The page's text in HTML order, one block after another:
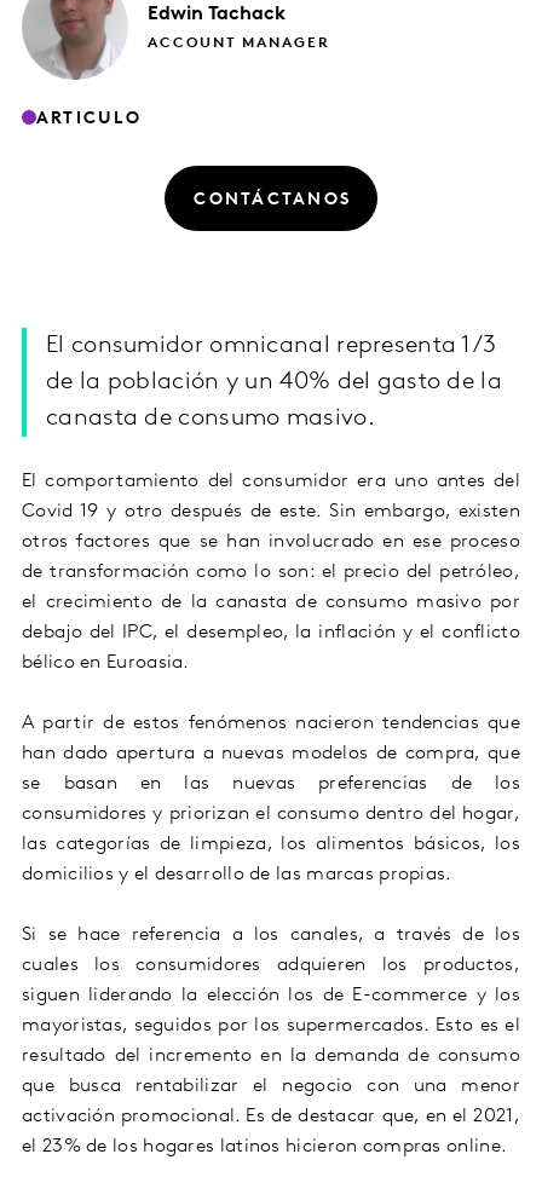
Edwin Tachack
ACCOUNT MANAGER
ARTICULO
CONTÁCTANOS
El consumidor omnicanal representa 1/3
de la población y un 40% del gasto de la
canasta de consumo masivo.
El comportamiento del consumidor era uno antes del
Covid 19 y otro después de este. Sin embargo, existen
otros factores que se han involucrado en ese proceso
de transformación como lo son: el precio del petróleo,
el crecimiento de la canasta de consumo masivo por
debajo del IPC, el desempleo, la inflación y el conflicto
bélico en Euroasia.
A partir de estos fenómenos nacieron tendencias que
han dado apertura a nuevas modelos de compra, que
se basan en las nuevas preferencias de los
consumidores y priorizan el consumo dentro del hogar,
las categorías de limpieza, los alimentos básicos, los
domicilios y el desarrollo de las marcas propias.
Si se hace referencia a los canales, a través de los
cuales los consumidores adquieren los productos,
siguen liderando la elección los de E-commerce y los
mayoristas, seguidos por los supermercados. Esto es el
resultado del incremento en la demanda de consumo
que busca rentabilizar el negocio con una menor
activación promocional. Es de destacar que, en el 2021,
el 23% de los hogares latinos hicieron compras online.